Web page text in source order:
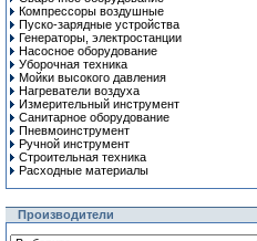
Компрессоры воздушные
Пуско-зарядные устройства
Генераторы, электростанции
Насосное оборудование
Уборочная техника
Мойки высокого давления
Нагреватели воздуха
Измерительный инструмент
Санитарное оборудование
Пневмоинструмент
Ручной инcтрумент
Строительная техника
Расходные материалы
Производители